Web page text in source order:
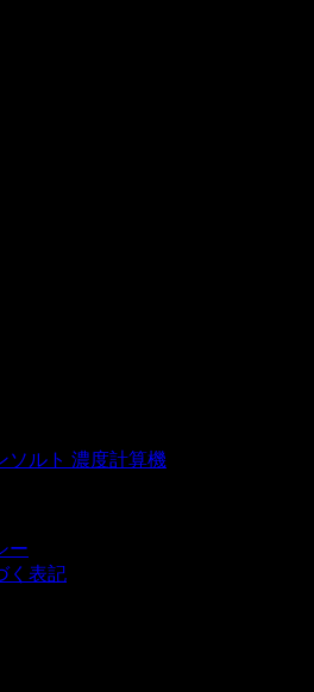
ソルト 濃度計算機
ー
く表記